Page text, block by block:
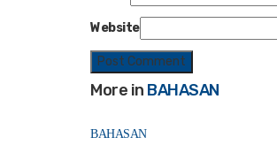
Website
More in BAHASAN
BAHASAN